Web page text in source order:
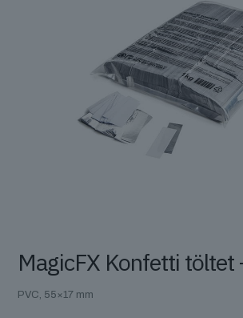
MagicFX Konfetti töltet
PVC, 55×17 mm